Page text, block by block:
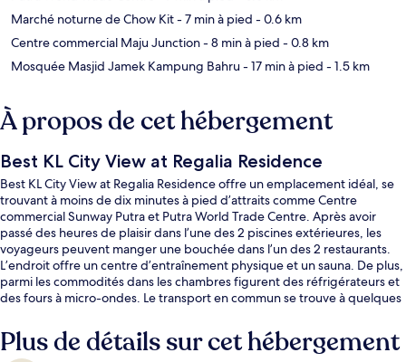
Marché noturne de Chow Kit- 7 min à pied - 0.6 km
Centre commercial Maju Junction- 8 min à pied - 0.8 km
Mosquée Masjid Jamek Kampung Bahru- 17 min à pied - 1.5 km
À propos de cet hébergement
Best KL City View at Regalia Residence
Best KL City View at Regalia Residence offre un emplacement idéal, se
trouvant à moins de dix minutes à pied d’attraits comme Centre
commercial Sunway Putra et Putra World Trade Centre. Après avoir
passé des heures de plaisir dans l’une des 2 piscines extérieures, les
voyageurs peuvent manger une bouchée dans l’un des 2 restaurants.
L’endroit offre un centre d’entraînement physique et un sauna. De plus,
parmi les commodités dans les chambres figurent des réfrigérateurs et
des fours à micro-ondes. Le transport en commun se trouve à quelques
Arrêt PWTC est à 7 minutes.
Plus de détails sur cet hébergement